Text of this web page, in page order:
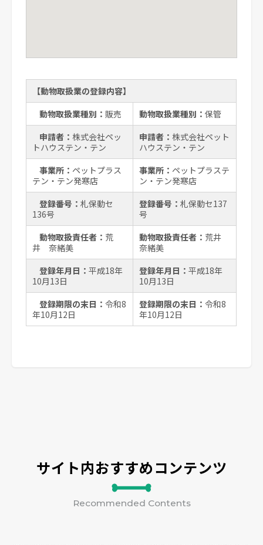
【動物取扱業の登録内容】
動物取扱業種別： 販売 動物取扱業種別：保管
申請者： 株式会社ペッ
トハウステン・テン
申請者： 株式会社ペット
ハウステン・テン
事業所： ペットプラス
テン・テン発寒店
事業所： ペットプラステ
ン・テン発寒店
登録番号：札保動セ
136号
登録番号：札保動セ137
号
動物取扱責任者： 荒
井 奈緒美
動物取扱責任者： 荒井
奈緒美
登録年月日：平成18年
10月13日
登録年月日：平成18年
10月13日
登録期限の末日：令和8
年10月12日
登録期限の末日：令和8
年10月12日
サイト内おすすめコンテンツ
Recommended Contents